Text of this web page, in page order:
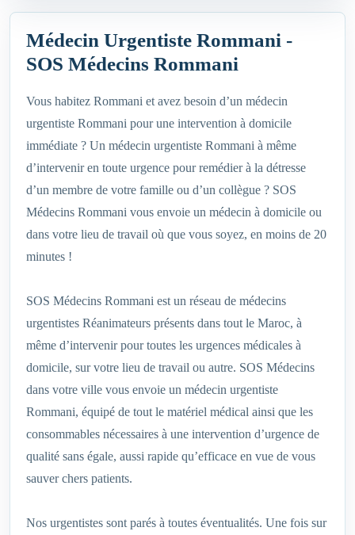
Médecin Urgentiste Rommani -
SOS Médecins Rommani
Vous habitez Rommani et avez besoin d’un médecin
urgentiste Rommani pour une intervention à domicile
immédiate ? Un médecin urgentiste Rommani à même
d’intervenir en toute urgence pour remédier à la détresse
d’un membre de votre famille ou d’un collègue ? SOS
Médecins Rommani vous envoie un médecin à domicile ou
dans votre lieu de travail où que vous soyez, en moins de 20
minutes !
SOS Médecins Rommani est un réseau de médecins
urgentistes Réanimateurs présents dans tout le Maroc, à
même d’intervenir pour toutes les urgences médicales à
domicile, sur votre lieu de travail ou autre. SOS Médecins
dans votre ville vous envoie un médecin urgentiste
Rommani, équipé de tout le matériel médical ainsi que les
consommables nécessaires à une intervention d’urgence de
qualité sans égale, aussi rapide qu’efficace en vue de vous
sauver chers patients.
Nos urgentistes sont parés à toutes éventualités. Une fois sur